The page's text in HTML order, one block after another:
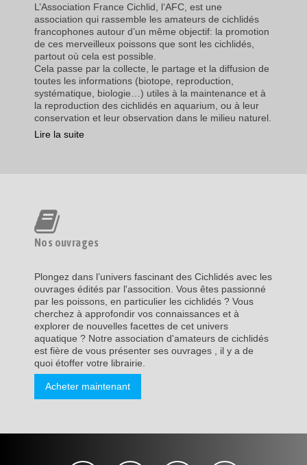
L’Association France Cichlid, l‘AFC, est une
association qui rassemble les amateurs de cichlidés
francophones autour d’un même objectif: la promotion
de ces merveilleux poissons que sont les cichlidés,
partout où cela est possible.
Cela passe par la collecte, le partage et la diffusion de
toutes les informations (biotope, reproduction,
systématique, biologie…) utiles à la maintenance et à
la reproduction des cichlidés en aquarium, ou à leur
conservation et leur observation dans le milieu naturel.
Lire la suite
Nos ouvrages
Plongez dans l’univers fascinant des Cichlidés avec les
ouvrages édités par l'assocition. Vous êtes passionné
par les poissons, en particulier les cichlidés ? Vous
cherchez à approfondir vos connaissances et à
explorer de nouvelles facettes de cet univers
aquatique ? Notre association d'amateurs de cichlidés
est fière de vous présenter ses ouvrages , il y a de
quoi étoffer votre librairie.
Acheter maintenant